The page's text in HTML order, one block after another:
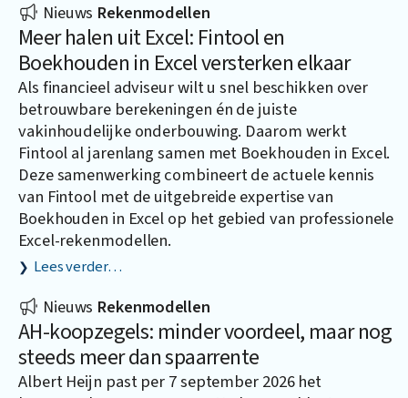
Nieuws Rekenmodellen
Meer halen uit Excel: Fintool en
Boekhouden in Excel versterken elkaar
Als financieel adviseur wilt u snel beschikken over
betrouwbare berekeningen én de juiste
vakinhoudelijke onderbouwing. Daarom werkt
Fintool al jarenlang samen met Boekhouden in Excel.
Deze samenwerking combineert de actuele kennis
van Fintool met de uitgebreide expertise van
Boekhouden in Excel op het gebied van professionele
Excel-rekenmodellen.
Lees verder…
Nieuws Rekenmodellen
AH-koopzegels: minder voordeel, maar nog
steeds meer dan spaarrente
Albert Heijn past per 7 september 2026 het